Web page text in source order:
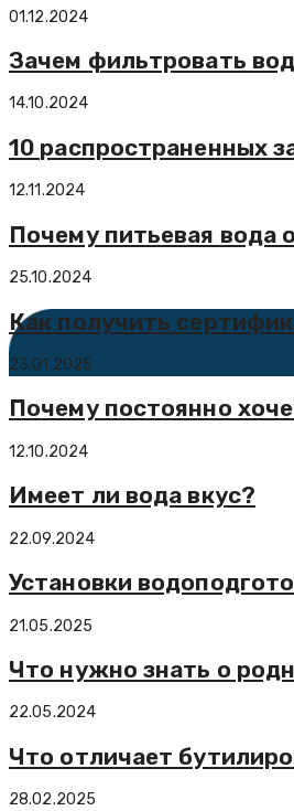
01.12.2024
Зачем фильтровать
14.10.2024
10 распространенных
12.11.2024
Почему питьевая вода
25.10.2024
Как получить
23.01.2025
Почему постоянно
12.10.2024
Имеет ли вода вкус?
22.09.2024
Установки
21.05.2025
Что нужно знать о
22.05.2024
Что отличает
28.02.2025